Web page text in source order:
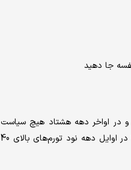
جا دهید
و در اواخر دهه هشتاد هیچ سیاست
پس‌اندازی را مشاهده نمی‌کنیم. شعار خانه‌دار شدن بدون نیاز به پس‌انداز برای اخذ رأی جذاب است اما در اوایل دهه نود تورم‌های بالای 40